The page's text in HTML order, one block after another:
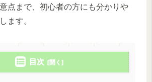
点まで、初心者の方にも分かりや
ます。
目次